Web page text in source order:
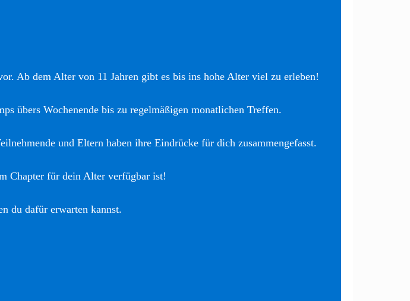
Ab dem Alter von 11 Jahren gibt es bis ins hohe Alter viel zu erleben!
übers Wochenende bis zu regelmäßigen monatlichen Treffen.
und Eltern haben ihre Eindrücke für dich zusammengefasst.
Chapter für dein Alter verfügbar ist!
du dafür erwarten kannst.